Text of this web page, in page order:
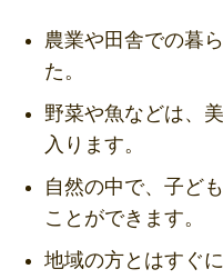
農業や田舎での暮
た。
野菜や魚などは、
入ります。
自然の中で、子ど
ことができます。
地域の方とはすぐ